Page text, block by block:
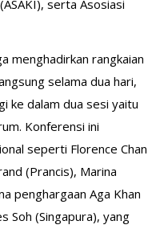
serta Asosiasi
menghadirkan rangkaian
selama dua hari,
ke dalam dua sesi yaitu
Konferensi ini
seperti Florence Chan
(Prancis), Marina
penghargaan Aga Khan
Soh (Singapura), yang